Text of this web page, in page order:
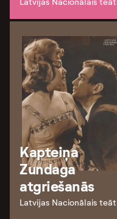
Kapteiņa
Zundaga
atgriešanās
Latvijas Nacionālais